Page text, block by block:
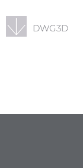
DWG3D